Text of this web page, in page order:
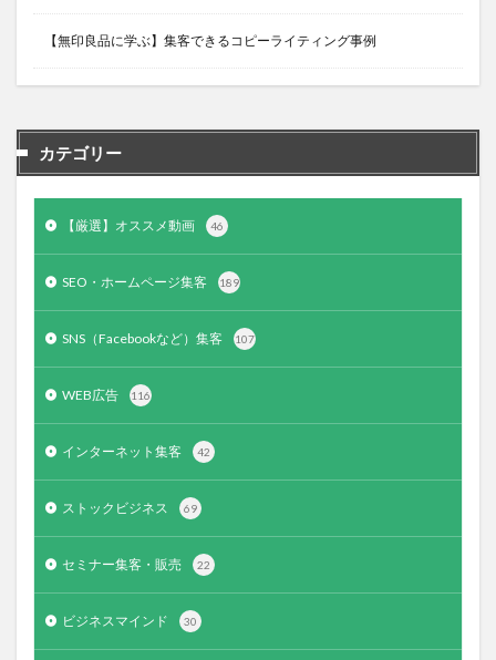
【無印良品に学ぶ】集客できるコピーライティング事例
カテゴリー
【厳選】オススメ動画 46
SEO・ホームページ集客 189
SNS（Facebookなど）集客 107
WEB広告 116
インターネット集客 42
ストックビジネス 69
セミナー集客・販売 22
ビジネスマインド 30